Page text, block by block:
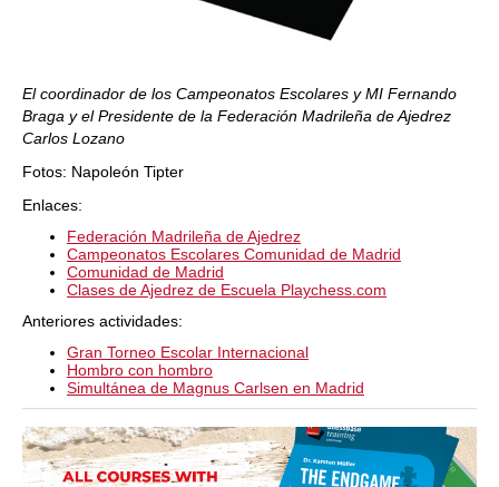
El coordinador de los Campeonatos Escolares y MI Fernando
Braga y el Presidente de la Federación Madrileña de Ajedrez
Carlos Lozano
Fotos: Napoleón Tipter
Enlaces:
Federación Madrileña de Ajedrez
Campeonatos Escolares Comunidad de Madrid
Comunidad de Madrid
Clases de Ajedrez de Escuela Playchess.com
Anteriores actividades:
Gran Torneo Escolar Internacional
Hombro con hombro
Simultánea de Magnus Carlsen en Madrid